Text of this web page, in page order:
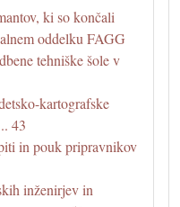
ki so končali
oddelku FAGG
tehniške šole v
kartografske
43
in pouk pripravnikov
inženirjev in